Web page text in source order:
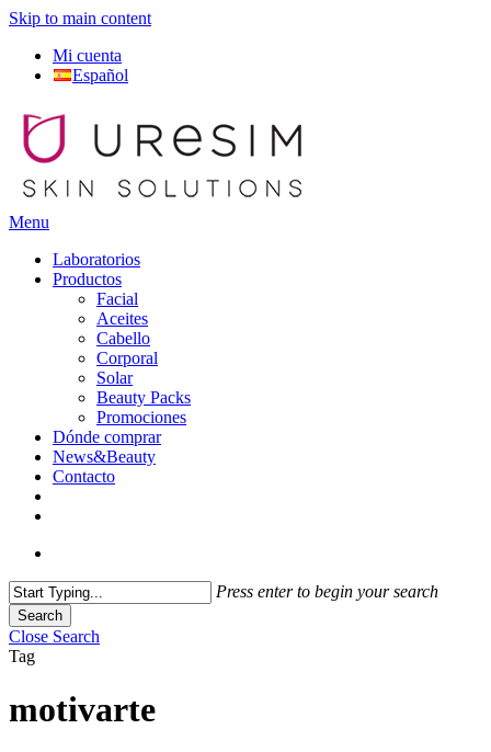
Skip to main content
Mi cuenta
Español
Menu
Laboratorios
Productos
Facial
Aceites
Cabello
Corporal
Solar
Beauty Packs
Promociones
Dónde comprar
News&Beauty
Contacto
Press enter to begin your search
Search
Close Search
Tag
motivarte